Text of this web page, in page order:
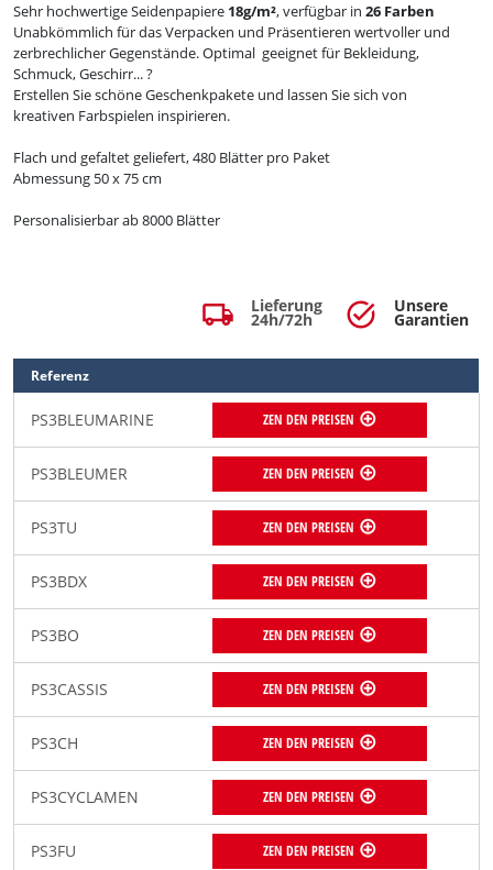
Sehr hochwertige Seidenpapiere 18g/m², verfügbar in 26 Farben
Unabkömmlich für das Verpacken und Präsentieren wertvoller und
zerbrechlicher Gegenstände.Optimal geeignet für Bekleidung,
Schmuck, Geschirr...?
Erstellen Sie schöne Geschenkpakete und lassen Sie sich von
kreativen Farbspielen inspirieren.
Flach und gefaltet geliefert, 480 Blätter pro Paket
Abmessung 50 x 75 cm
Personalisierbar ab 8000 Blätter
local_shipping Lieferung
24h/72h task_alt Unsere
Garantien
Referenz
PS3BLEUMARINE ZEN DEN PREISEN
PS3BLEUMER ZEN DEN PREISEN
PS3TU ZEN DEN PREISEN
PS3BDX ZEN DEN PREISEN
PS3BO ZEN DEN PREISEN
PS3CASSIS ZEN DEN PREISEN
PS3CH ZEN DEN PREISEN
PS3CYCLAMEN ZEN DEN PREISEN
PS3FU ZEN DEN PREISEN